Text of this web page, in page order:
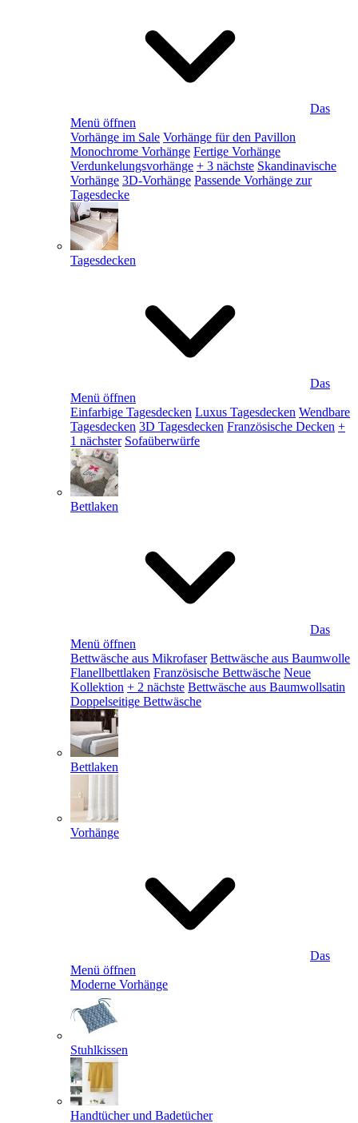
Das
Menü öffnen
Vorhänge im Sale Vorhänge für den Pavillon
Monochrome Vorhänge Fertige Vorhänge
Verdunkelungsvorhänge + 3 nächste Skandinavische
Vorhänge 3D-Vorhänge Passende Vorhänge zur
Tagesdecke
Tagesdecken
Das
Menü öffnen
Einfarbige Tagesdecken Luxus Tagesdecken Wendbare
Tagesdecken 3D Tagesdecken Französische Decken +
1 nächster Sofaüberwürfe
Bettlaken
Das
Menü öffnen
Bettwäsche aus Mikrofaser Bettwäsche aus Baumwolle
Flanellbettlaken Französische Bettwäsche Neue
Kollektion + 2 nächste Bettwäsche aus Baumwollsatin
Doppelseitige Bettwäsche
Bettlaken
Vorhänge
Das
Menü öffnen
Moderne Vorhänge
Stuhlkissen
Handtücher und Badetücher